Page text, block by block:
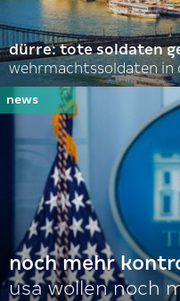
dürre: tote soldaten
wehrmachtssoldaten in
noch mehr
usa wollen noch